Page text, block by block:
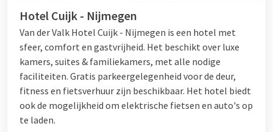
Hotel Cuijk - Nijmegen
Van der Valk Hotel Cuijk - Nijmegen is een hotel met
sfeer, comfort en gastvrijheid. Het beschikt over luxe
kamers, suites & familiekamers, met alle nodige
faciliteiten. Gratis parkeergelegenheid voor de deur,
fitness en fietsverhuur zijn beschikbaar. Het hotel biedt
ook de mogelijkheid om elektrische fietsen en auto's op
te laden.